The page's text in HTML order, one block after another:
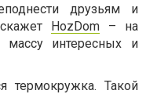
друзьям и
HozDom – на
массу интересных и
термокружка. Такой